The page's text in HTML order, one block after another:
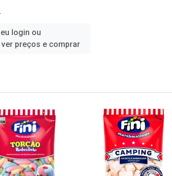
login ou
preços e comprar